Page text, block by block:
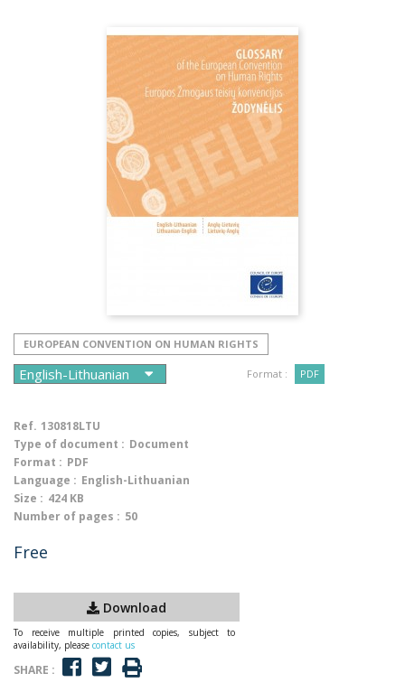
EUROPEAN CONVENTION ON HUMAN RIGHTS
Format : PDF
Ref. 130818LTU
Type of document : Document
Format : PDF
Language : English-Lithuanian
Size : 424 KB
Number of pages : 50
Free
Download
To receive multiple printed copies, subject to
availability, please contact us
SHARE :